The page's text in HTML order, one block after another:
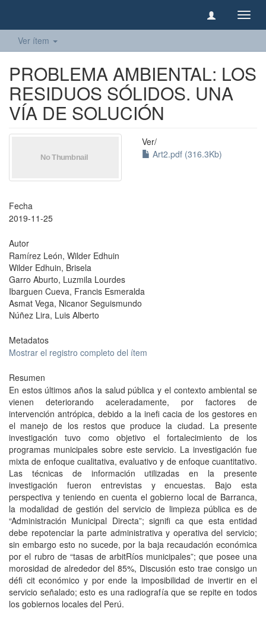
Ver ítem
PROBLEMA AMBIENTAL: LOS
RESIDUOS SÓLIDOS. UNA
VÍA DE SOLUCIÓN
Ver/
Art2.pdf (316.3Kb)
Fecha
2019-11-25
Autor
Ramírez León, Wilder Edhuin
Wilder Edhuin, Brisela
Garro Aburto, Luzmila Lourdes
Ibarguen Cueva, Francis Esmeralda
Asmat Vega, Nicanor Seguismundo
Núñez Lira, Luis Alberto
Metadatos
Mostrar el registro completo del ítem
Resumen
En estos últimos años la salud pública y el contexto ambiental se
vienen deteriorando aceleradamente, por factores de
intervención antrópica, debido a la inefi cacia de los gestores en
el manejo de los restos que produce la ciudad. La presente
investigación tuvo como objetivo el fortalecimiento de los
programas municipales sobre este servicio. La investigación fue
mixta de enfoque cualitativa, evaluativo y de enfoque cuantitativo.
Las técnicas de información utilizadas en la presente
investigación fueron entrevistas y encuestas. Bajo esta
perspectiva y teniendo en cuenta el gobierno local de Barranca,
la modalidad de gestión del servicio de limpieza pública es de
“Administración Municipal Directa”; signifi ca que esta entidad
debe repotenciar la parte administrativa y operativa del servicio;
sin embargo esto no sucede, por la baja recaudación económica
por el rubro de “tasas de arbitRíos municipales”; que posee una
morosidad de alrededor del 85%, Discusión esto trae consigo un
défi cit económico y por ende la imposibilidad de invertir en el
servicio señalado; esto es una radiografía que se repite en todos
los gobiernos locales del Perú.